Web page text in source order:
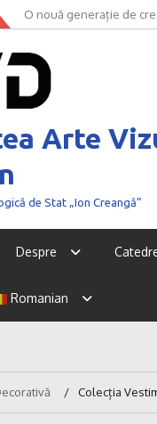
O nouă generație de
Arte
de Stat „Ion Creangă”
Despre
Romanian
Colecția